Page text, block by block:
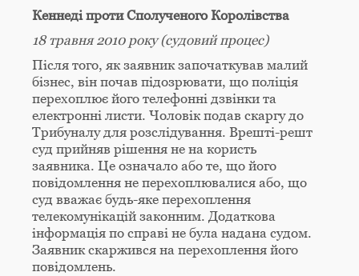
Кеннеді проти Сполученого Королівства
18 травня 2010 року (судовий процес)
Після того, як заявник започаткував малий
бізнес, він почав підозрювати, що поліція
перехоплює його телефонні дзвінки та
електронні листи. Чоловік подав скаргу до
Трибуналу для розслідування. Врешті-решт
суд прийняв рішення не на користь
заявника. Це означало або те, що його
повідомлення не перехоплювалися або, що
суд вважає будь-яке перехоплення
телекомунікацій законним. Додаткова
інформація по справі не була надана судом.
Заявник скаржився на перехоплення його
повідомлень.